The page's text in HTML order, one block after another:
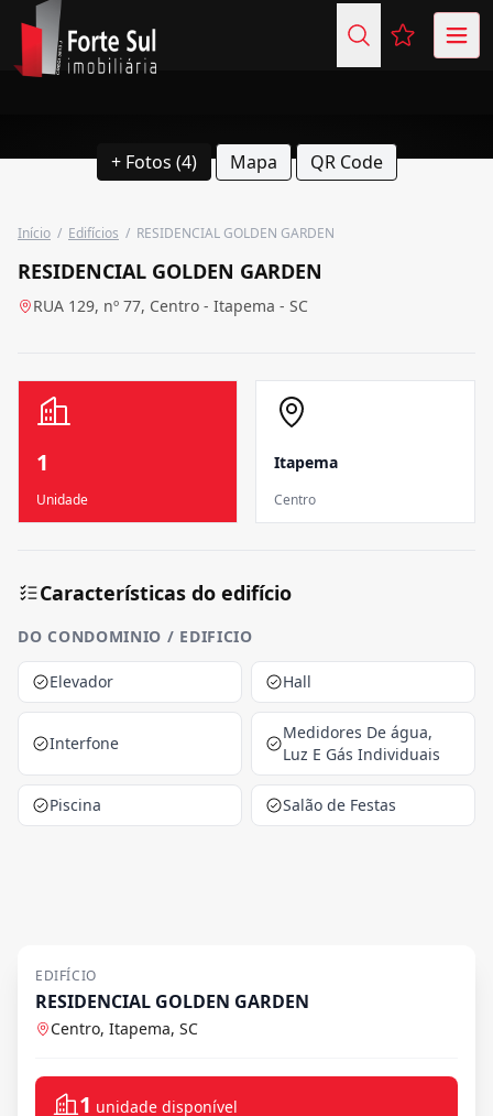
Favoritos
+ Fotos (4) Mapa QR Code
Início / Edifícios / RESIDENCIAL GOLDEN GARDEN
RESIDENCIAL GOLDEN GARDEN
RUA 129, nº 77, Centro - Itapema - SC
1
Unidade
Itapema
Centro
Características do edifício
DO CONDOMINIO / EDIFICIO
Elevador Hall
Interfone
Medidores De água,
Luz E Gás Individuais
Piscina Salão de Festas
EDIFÍCIO
RESIDENCIAL GOLDEN GARDEN
Centro, Itapema, SC
1 unidade disponível